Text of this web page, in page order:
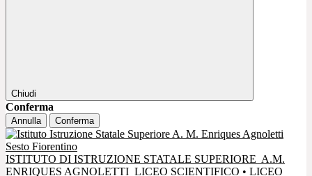
Chiudi
Conferma
Annulla Conferma
ISTITUTO DI ISTRUZIONE STATALE SUPERIORE A.M.
ENRIQUES AGNOLETTI LICEO SCIENTIFICO • LICEO